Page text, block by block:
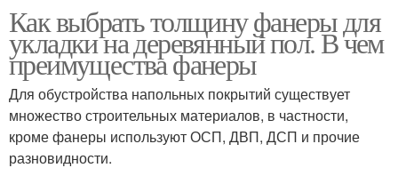
Как выбрать толщину фанеры для
укладки на деревянный пол. В чем
преимущества фанеры
Для обустройства напольных покрытий существует
множество строительных материалов, в частности,
кроме фанеры используют ОСП, ДВП, ДСП и прочие
разновидности.